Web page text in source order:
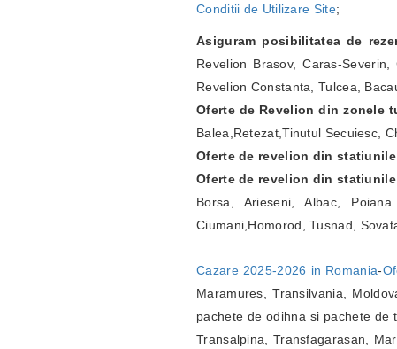
Conditii de Utilizare Site;
Asiguram posibilitatea de
Revelion Brasov, Caras-
Revelion Constanta, Tulcea,
Oferte de Revelion din zonele
Balea,Retezat,Tinutul Secuiesc,
Oferte de revelion din
Oferte de revelion din
Borsa, Arieseni, Albac,
Ciumani,Homorod, Tusnad,
Cazare 2025-2026 in Romania-
Maramures, Transilvania,
pachete de odihna si pachete de
Transalpina, Transfagarasan,